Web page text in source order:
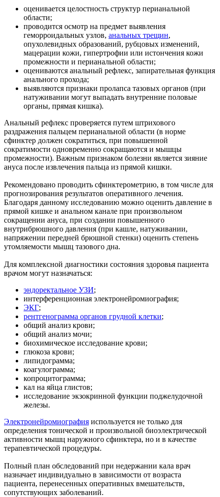
оценивается целостность структур перианальной
области;
проводится осмотр на предмет выявления
геморроидальных узлов, анальных трещин,
опухолевидных образований, рубцовых изменений,
мацерации кожи, гипертрофии или истончения кожи
промежности и перианальной области;
оцениваются анальный рефлекс, запирательная функция
анального прохода;
выявляются признаки пролапса тазовых органов (при
натуживании могут выпадать внутренние половые
органы, прямая кишка).
Анальный рефлекс проверяется путем штрихового
раздражения пальцем перианальной области (в норме
сфинктер должен сократиться, при повышенной
сократимости одновременно сокращаются и мышцы
промежности). Важным признаком болезни является зияние
ануса после извлечения пальца из прямой кишки.
Рекомендовано проводить сфинктерометрию, в том числе для
прогнозирования результатов оперативного лечения.
Благодаря данному исследованию можно оценить давление в
прямой кишке и анальном канале при произвольном
сокращении ануса, при создании повышенного
внутрибрюшного давления (при кашле, натуживании,
напряжении передней брюшной стенки) оценить степень
утомляемости мышц тазового дна.
Для комплексной диагностики состояния здоровья пациента
врачом могут назначаться:
эндоректальное УЗИ;
интерференционная электронейромиография;
ЭКГ;
рентгенограмма органов грудной клетки;
общий анализ крови;
общий анализ мочи;
биохимическое исследование крови;
глюкоза крови;
липидограмма;
коагулограмма;
копроцитограмма;
кал на яйца глистов;
исследование экзокринной функции поджелудочной
железы.
Электронейромиография используется не только для
определения тонической и произвольной биоэлектрической
активности мышц наружного сфинктера, но и в качестве
терапевтической процедуры.
Полный план обследований при недержании кала врач
назначает индивидуально в зависимости от возраста
пациента, перенесенных оперативных вмешательств,
сопутствующих заболеваний.